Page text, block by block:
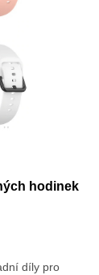
hodinek
díly pro